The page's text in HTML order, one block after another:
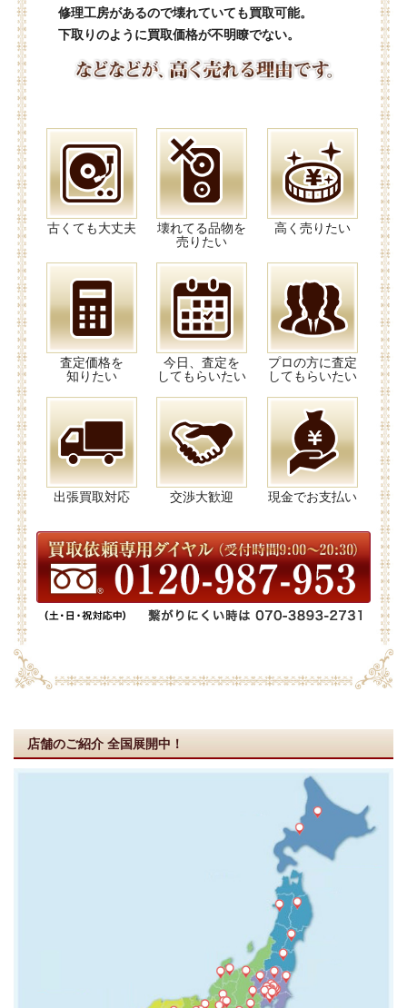
修理工房があるので壊れていても買取可能。
下取りのように買取価格が不明瞭でない。
古くても大丈夫
壊れてる品物を
売りたい
高く売りたい
査定価格を
知りたい
今日、査定を
してもらいたい
プロの方に査定
してもらいたい
出張買取対応 交渉大歓迎 現金でお支払い
店舗のご紹介 全国展開中！